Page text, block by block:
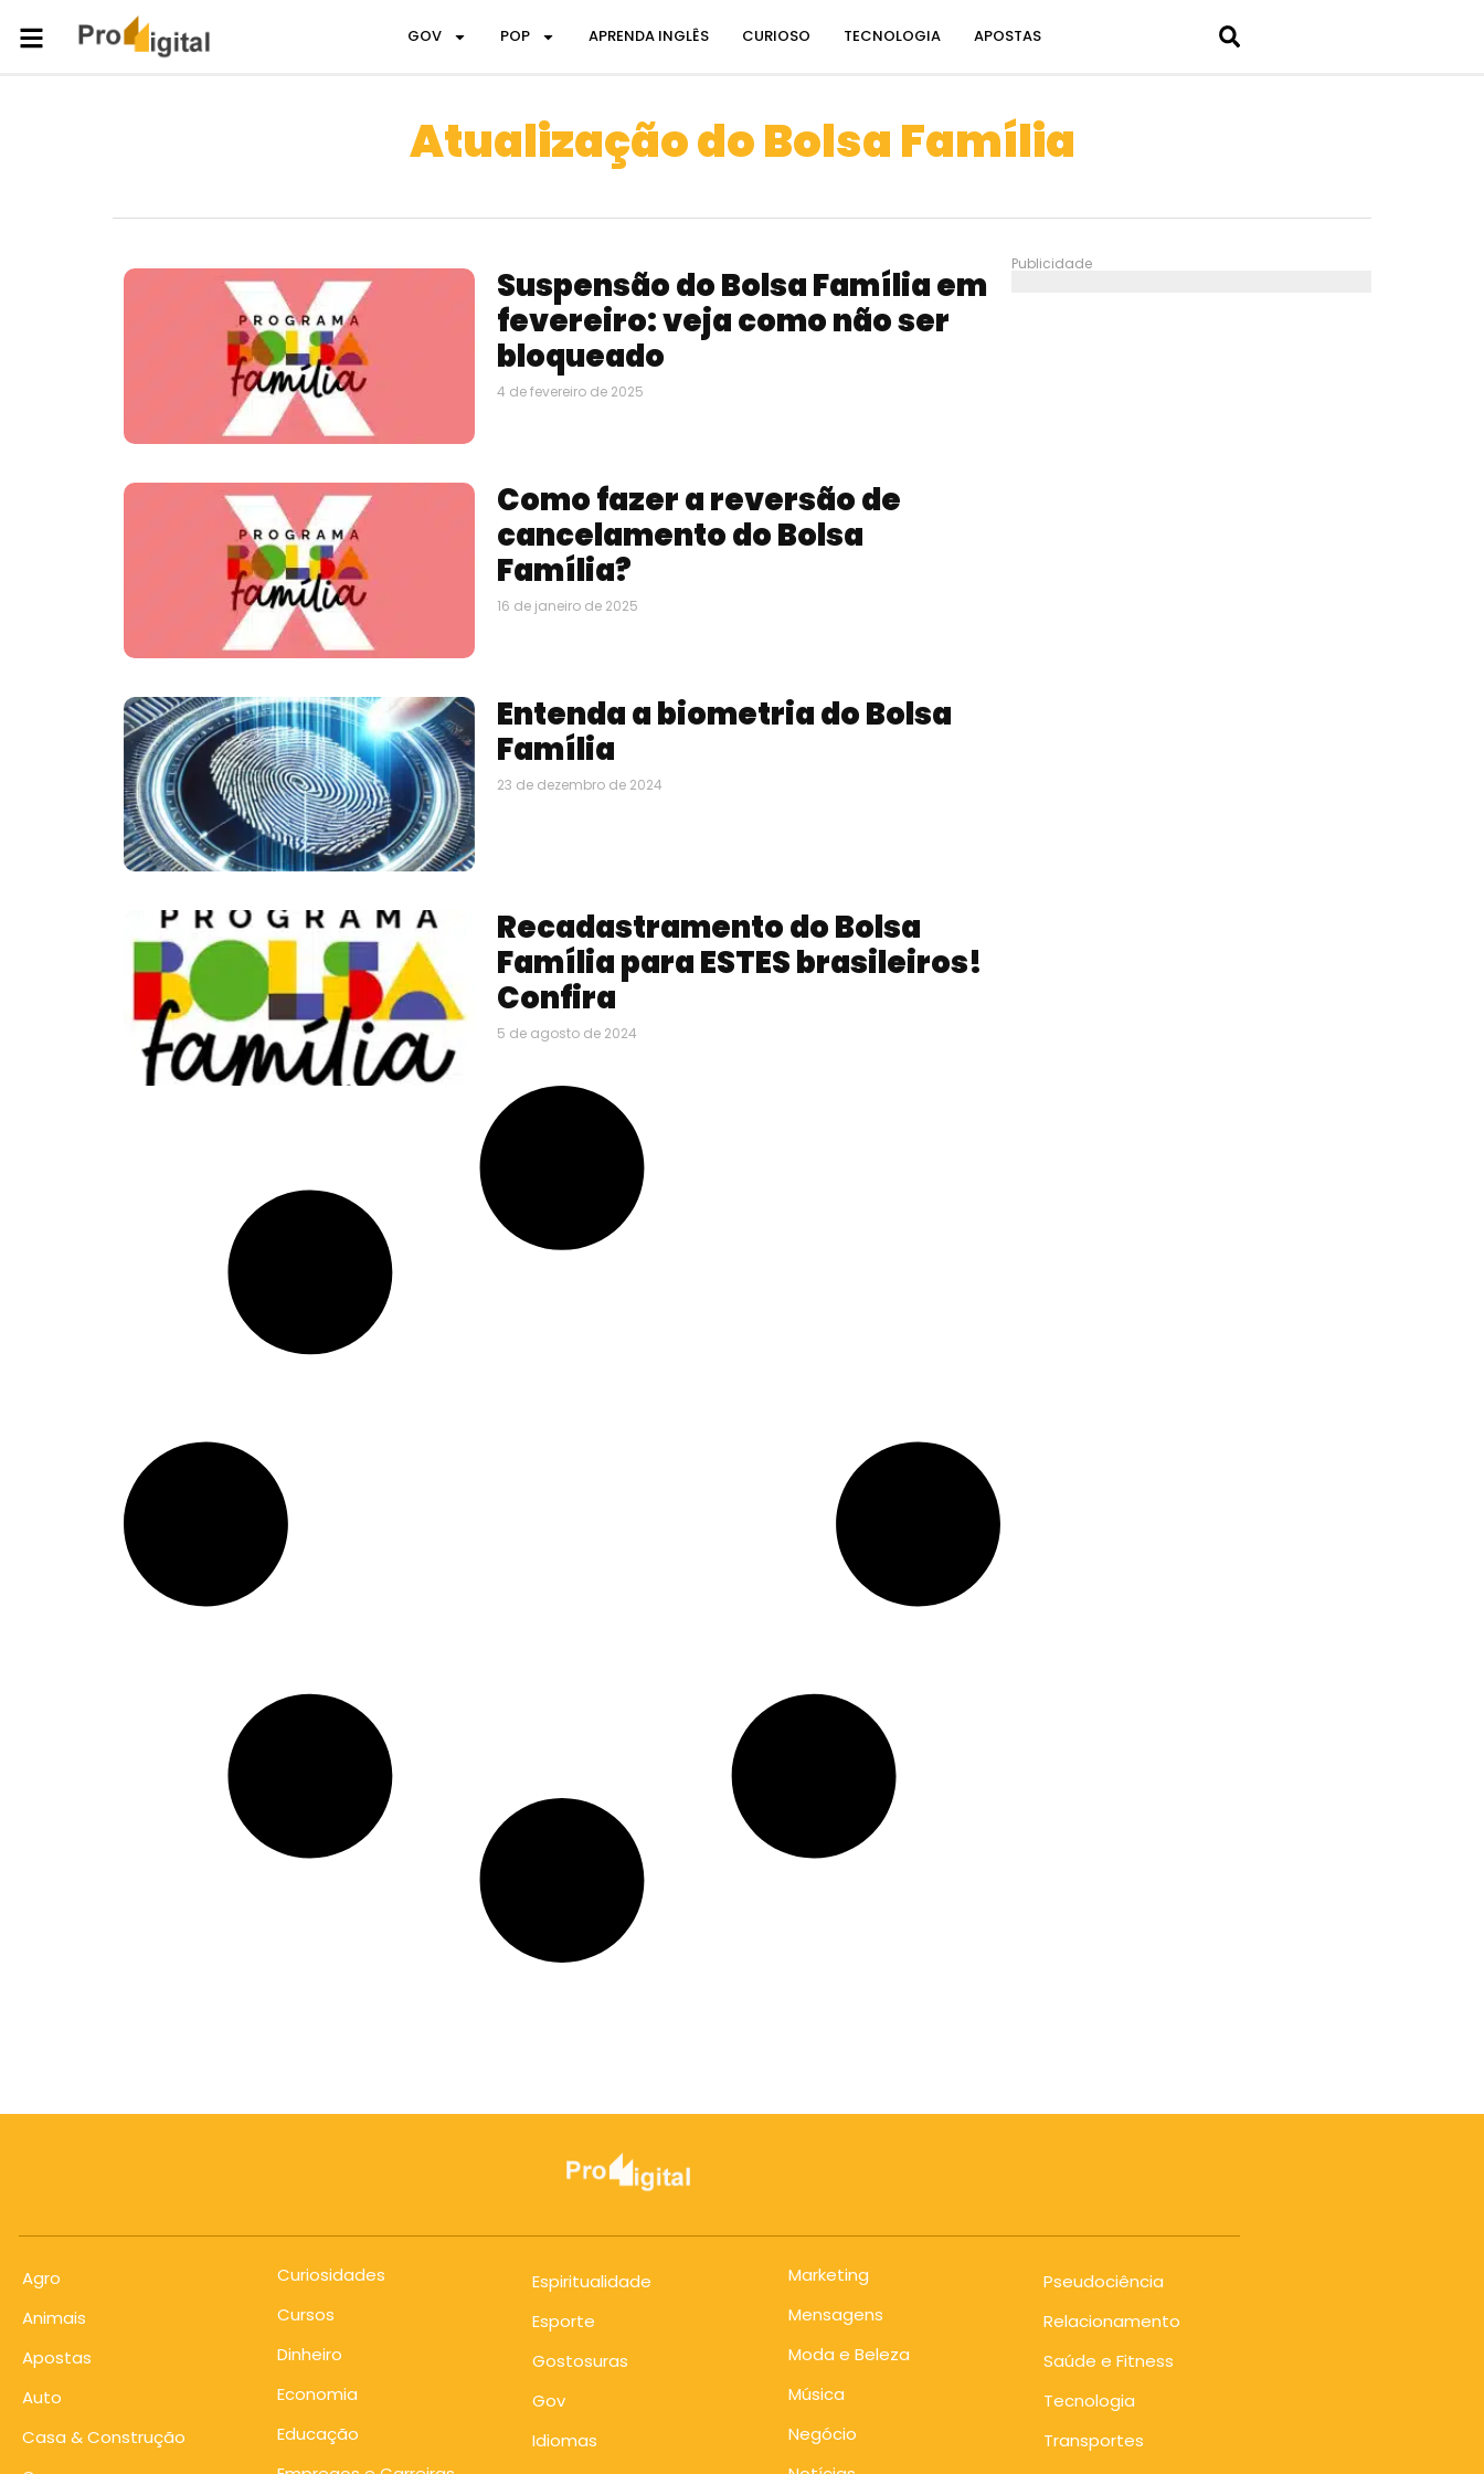
GOV POP APRENDA INGLÊS CURIOSO TECNOLOGIA APOSTAS
Atualização do Bolsa Família
Suspensão do Bolsa Família em
fevereiro: veja como não ser
bloqueado
4 de fevereiro de 2025
Como fazer a reversão de
cancelamento do Bolsa
Família?
16 de janeiro de 2025
Entenda a biometria do Bolsa
Família
23 de dezembro de 2024
Recadastramento do Bolsa
Família para ESTES brasileiros!
Confira
5 de agosto de 2024
Publicidade
Agro
Animais
Apostas
Auto
Casa & Construção
Curiosidades
Cursos
Dinheiro
Economia
Educação
Espiritualidade
Esporte
Gostosuras
Gov
Idiomas
Marketing
Mensagens
Moda e Beleza
Música
Negócio
Pseudociência
Relacionamento
Saúde e Fitness
Tecnologia
Transportes